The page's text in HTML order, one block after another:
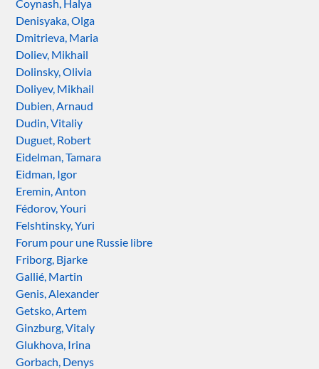
Coynash, Halya
Denisyaka, Olga
Dmitrieva, Maria
Doliev, Mikhail
Dolinsky, Olivia
Doliyev, Mikhail
Dubien, Arnaud
Dudin, Vitaliy
Duguet, Robert
Eidelman, Tamara
Eidman, Igor
Eremin, Anton
Fédorov, Youri
Felshtinsky, Yuri
Forum pour une Russie libre
Friborg, Bjarke
Gallié, Martin
Genis, Alexander
Getsko, Artem
Ginzburg, Vitaly
Glukhova, Irina
Gorbach, Denys